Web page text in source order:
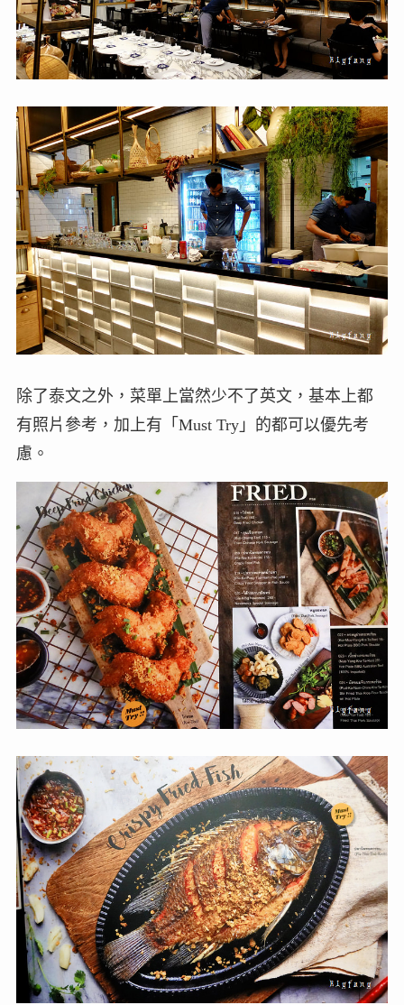
除了泰文之外，菜單上當然少不了英文，基本上都
有照片參考，加上有「Must Try」的都可以優先考
慮。